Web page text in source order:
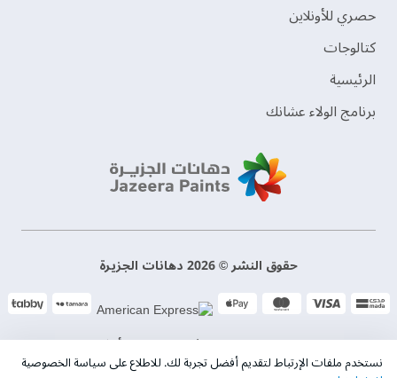
حصري للأونلاين
‫كتالوجات‬
الرئيسية
برنامج الولاء عشانك
حقوق النشر © 2026 دهانات الجزيرة
سياسة الخصوصية الشروط و الأحكام
نستخدم ملفات الإرتباط لتقديم أفضل تجربة لك. للاطلاع على سياسة الخصوصية